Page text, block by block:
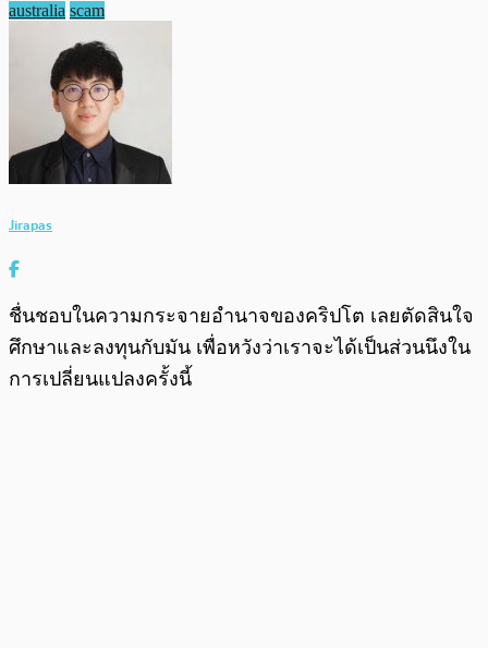
australia scam
Jirapas
ชื่นชอบในความกระจายอำนาจของคริปโต เลยตัดสินใจ
ศึกษาและลงทุนกับมัน เพื่อหวังว่าเราจะได้เป็นส่วนนึงใน
การเปลี่ยนแปลงครั้งนี้